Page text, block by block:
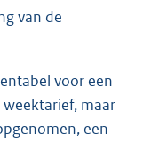
van de
voor een
maar
een